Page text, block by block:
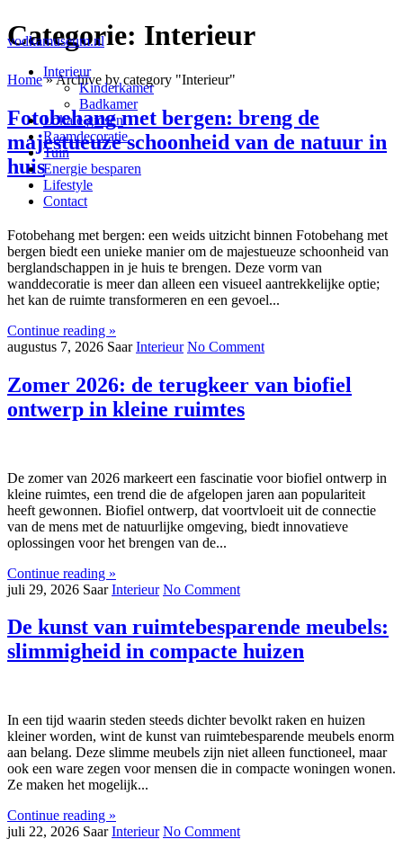
vodkamuseum.nl
Interieur
Kinderkamer
Badkamer
Lokale gidsen
Raamdecoratie
Tuin
Energie besparen
Lifestyle
Contact
Categorie: Interieur
Home»Archive by category "Interieur"
Fotobehang met bergen: breng de
majestueuze schoonheid van de natuur in
huis
Fotobehang met bergen: een weids uitzicht binnen Fotobehang met
bergen biedt een unieke manier om de majestueuze schoonheid van
berglandschappen in je huis te brengen. Deze vorm van
wanddecoratie is meer dan alleen een visueel aantrekkelijke optie;
het kan de ruimte transformeren en een gevoel...
Continue reading »
augustus 7, 2026 Saar Interieur No Comment
Zomer 2026: de terugkeer van biofiel
ontwerp in kleine ruimtes
De zomer van 2026 markeert een fascinatie voor biofiel ontwerp in
kleine ruimtes, een trend die de afgelopen jaren aan populariteit
heeft gewonnen. Biofiel ontwerp, dat voortvloeit uit de connectie
van de mens met de natuurlijke omgeving, biedt innovatieve
oplossingen voor het brengen van de...
Continue reading »
juli 29, 2026 Saar Interieur No Comment
De kunst van ruimtebesparende meubels:
slimmigheid in compacte huizen
In een tijd waarin steden steeds dichter bevolkt raken en huizen
kleiner worden, wint de kunst van ruimtebesparende meubels enorm
aan belang. Deze slimme meubels zijn niet alleen functioneel, maar
ook een ware zegen voor mensen die in compacte woningen wonen.
Ze maken het mogelijk...
Continue reading »
juli 22, 2026 Saar Interieur No Comment